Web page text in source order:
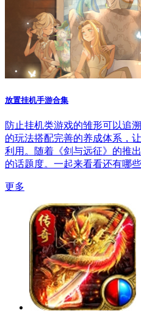
放置挂机手游合集
防止挂机类游戏的雏形可以追
的玩法搭配完善的养成体系，
利用。随着《剑与远征》的推
的话题度。一起来看看还有哪
更多